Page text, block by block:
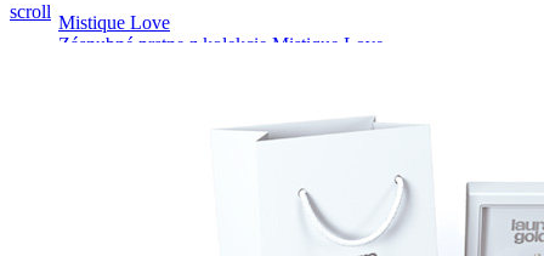
Mistique Love
Zásnubné prstne z kolekcie Mistique Love.
scroll